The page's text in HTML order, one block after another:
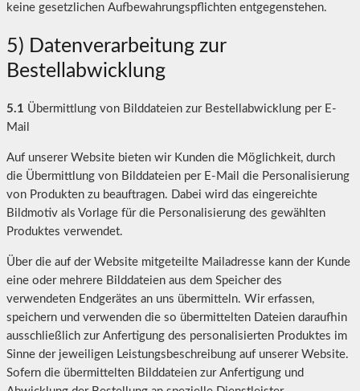
keine gesetzlichen Aufbewahrungspflichten entgegenstehen.
5) Datenverarbeitung zur
Bestellabwicklung
5.1 Übermittlung von Bilddateien zur Bestellabwicklung per E-
Mail
Auf unserer Website bieten wir Kunden die Möglichkeit, durch
die Übermittlung von Bilddateien per E-Mail die Personalisierung
von Produkten zu beauftragen. Dabei wird das eingereichte
Bildmotiv als Vorlage für die Personalisierung des gewählten
Produktes verwendet.
Über die auf der Website mitgeteilte Mailadresse kann der Kunde
eine oder mehrere Bilddateien aus dem Speicher des
verwendeten Endgerätes an uns übermitteln. Wir erfassen,
speichern und verwenden die so übermittelten Dateien daraufhin
ausschließlich zur Anfertigung des personalisierten Produktes im
Sinne der jeweiligen Leistungsbeschreibung auf unserer Website.
Sofern die übermittelten Bilddateien zur Anfertigung und